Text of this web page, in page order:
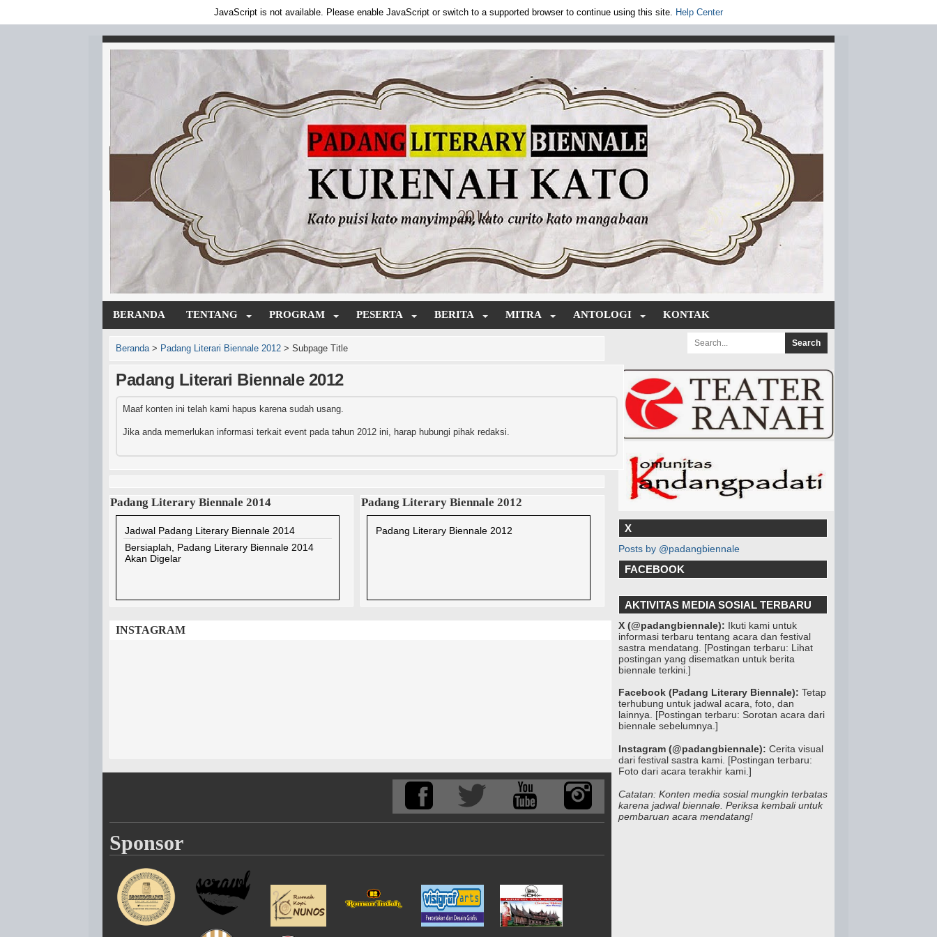
JavaScript is not available. Please enable JavaScript or switch to a supported browser to continue using this site. Help Center
BERANDA TENTANG PROGRAM PESERTA BERITA MITRA ANTOLOGI KONTAK
Beranda > Padang Literari Biennale 2012 > Subpage Title
Padang Literari Biennale 2012
Maaf konten ini telah kami hapus karena sudah usang.
Jika anda memerlukan informasi terkait event pada tahun 2012 ini, harap hubungi pihak redaksi.
Padang Literary Biennale 2014
Jadwal Padang Literary Biennale 2014
Bersiaplah, Padang Literary Biennale 2014
Akan Digelar
Padang Literary Biennale 2012
Padang Literary Biennale 2012
INSTAGRAM
X
Posts by @padangbiennale
FACEBOOK
AKTIVITAS MEDIA SOSIAL TERBARU
X (@padangbiennale): Ikuti kami untuk
informasi terbaru tentang acara dan festival
sastra mendatang. [Postingan terbaru: Lihat
postingan yang disematkan untuk berita
biennale terkini.]
Facebook (Padang Literary Biennale): Tetap
terhubung untuk jadwal acara, foto, dan
lainnya. [Postingan terbaru: Sorotan acara dari
biennale sebelumnya.]
Instagram (@padangbiennale): Cerita visual
dari festival sastra kami. [Postingan terbaru:
Foto dari acara terakhir kami.]
Catatan: Konten media sosial mungkin terbatas
karena jadwal biennale. Periksa kembali untuk
pembaruan acara mendatang!
Sponsor